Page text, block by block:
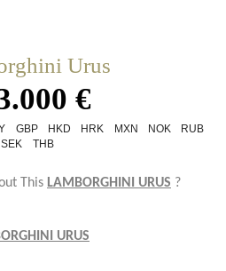
Urus
€
GBP HKD HRK MXN NOK
RUB
SEK
THB
This LAMBORGHINI URUS ?
URUS